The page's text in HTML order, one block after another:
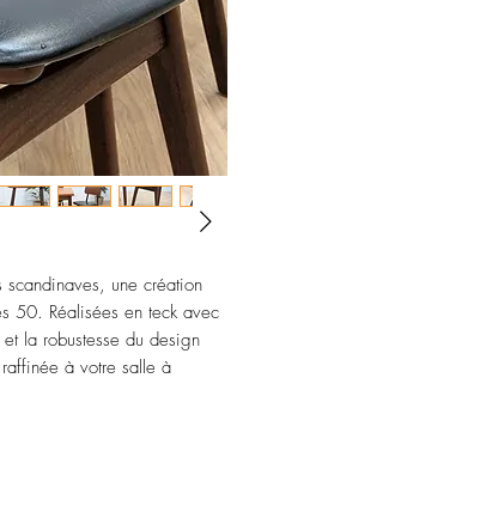
une création
50. Réalisées en teck avec
la robustesse du design
à votre salle à